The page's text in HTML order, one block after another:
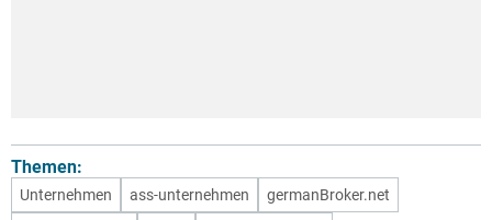
Themen:
Unternehmen ass-unternehmen
germanBroker.net